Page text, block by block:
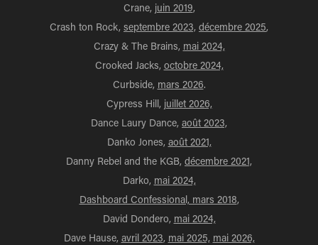
Crane, juin 2019,
Crash ton Rock, septembre 2023, décembre 2025,
Crazy & The Brains, mai 2024,
Crooked Jacks, octobre 2024,
Curbside, mars 2026.
Cypress Hill, juillet 2026,
Dance Laury Dance, août 2023,
Danko Jones, août 2021,
Danny Rebel and the KGB, décembre 2021,
Darko, mai 2024,
Dashboard Confessional, mars 2018,
David Dondero, mai 2024,
Dave Hause, avril 2023, mai 2025, mai 2026,